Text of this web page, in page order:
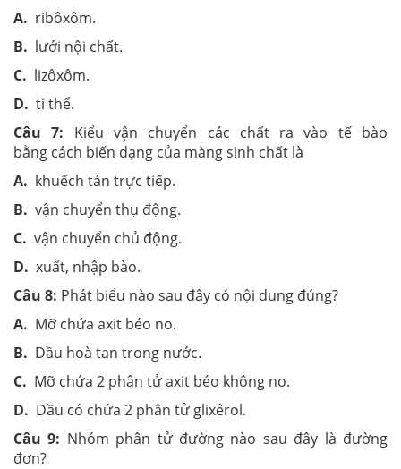
A. ribôxôm.
B. lưới nội chất.
C. lizôxôm.
D. ti thể.
Câu 7: Kiểu vận chuyển các chất ra vào tế bào
bằng cách biến dạng của màng sinh chất là
A. khuếch tán trực tiếp.
B. vận chuyển thụ động.
C. vận chuyển chủ động.
D. xuất, nhập bào.
Câu 8: Phát biểu nào sau đây có nội dung đúng?
A. Mỡ chứa axit béo no.
B. Dầu hoà tan trong nước.
C. Mỡ chứa 2 phân tử axit béo không no.
D. Dầu có chứa 2 phân tử glixêrol.
Câu 9: Nhóm phân tử đường nào sau đây là đường
đơn?